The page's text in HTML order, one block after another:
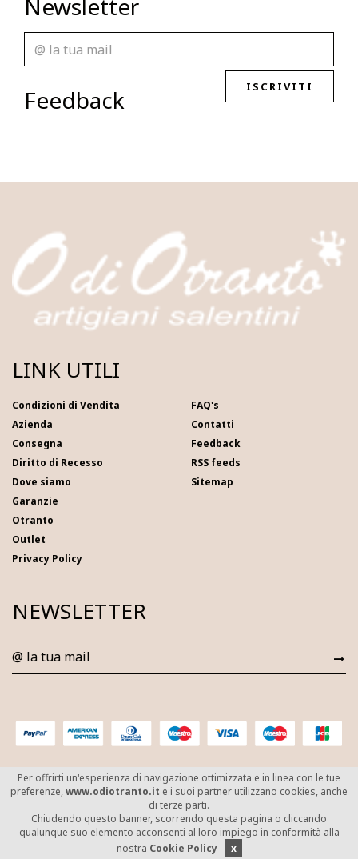
Newsletter
ISCRIVITI
Feedback
LINK UTILI
Condizioni di Vendita
Azienda
Consegna
Diritto di Recesso
Dove siamo
Garanzie
Otranto
Outlet
Privacy Policy
FAQ's
Contatti
Feedback
RSS feeds
Sitemap
NEWSLETTER
© Copyright 2026/2027 O di Otranto - Corso
Garibaldi, 37 - 73028 - Otranto(LE) - P.IVA
02967820750
Supported by Moviweb
Per offrirti un'esperienza di navigazione ottimizzata e in linea con le tue
preferenze,www.odiotranto.it e i suoi partner utilizzano cookies, anche
di terze parti.
Chiudendo questo banner, scorrendo questa pagina o cliccando
qualunque suo elemento acconsenti al loro impiego in conformità alla
nostra Cookie Policy